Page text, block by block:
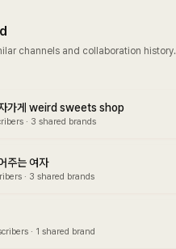
channels and collaboration history.
가게 weird sweets shop
· 3 shared brands
주는 여자
· 3 shared brands
· 1 shared brand